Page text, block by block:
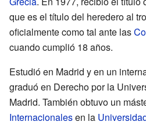
que es el título del heredero al
oficialmente como tal ante las
cuando cumplió 18 años.
Estudió en Madrid y en un
graduó en Derecho por la
Madrid. También obtuvo un
Internacionalesen la